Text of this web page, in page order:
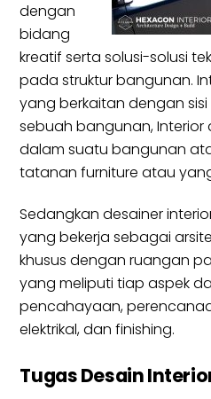
dengan
bidang
kreatif serta solusi-solusi
pada struktur bangunan.
yang berkaitan dengan
sebuah bangunan, Interior
dalam suatu bangunan
tatanan furniture atau
Sedangkan desainer
yang bekerja sebagai
khusus dengan ruangan
yang meliputi tiap aspek
pencahayaan,
elektrikal, dan finishing.
Tugas Desain